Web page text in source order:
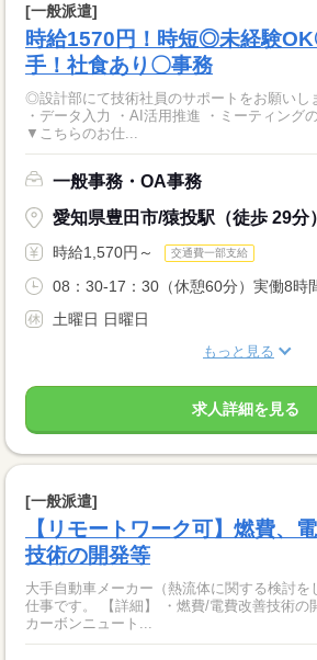
[一般派遣]
時給1570円！時短◎未経験
手！社食あり〇事務
◎設計部にて技術社員のサポートをお願いします ・社内資料
・データ入力 ・AI活用推進 ・ミーティング
▼こちらのお仕...
一般事務・OA事務
愛知県豊田市/猿投駅（徒歩 29分）
時給1,570円～ 交通費一部支給
08：30-17：30（休憩60分）実働8時
土曜日 日曜日
もっと見る
求人詳細を見る
[一般派遣]
【リモートワーク可】燃費、
技術の開発等
大手自動車メーカー（熱流体に関する検討を
仕事です。 【詳細】 ・燃費/電費改善技術の開発と認証業務支援 ・
カーボンニュート...